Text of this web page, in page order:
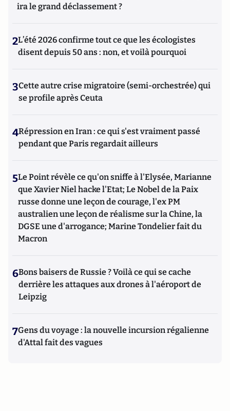
ira le grand déclassement ?
2L’été 2026 confirme tout ce que les écologistes
disent depuis 50 ans : non, et voilà pourquoi
3Cette autre crise migratoire (semi-orchestrée) qui
se profile après Ceuta
4Répression en Iran : ce qui s'est vraiment passé
pendant que Paris regardait ailleurs
5Le Point révèle ce qu'on sniffe à l'Elysée, Marianne
que Xavier Niel hacke l'Etat; Le Nobel de la Paix
russe donne une leçon de courage, l'ex PM
australien une leçon de réalisme sur la Chine, la
DGSE une d'arrogance; Marine Tondelier fait du
Macron
6Bons baisers de Russie ? Voilà ce qui se cache
derrière les attaques aux drones à l'aéroport de
Leipzig
7Gens du voyage : la nouvelle incursion régalienne
d'Attal fait des vagues